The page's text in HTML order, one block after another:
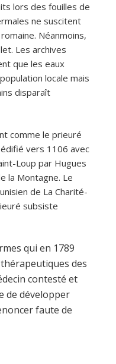
lors des fouilles de
ne suscitent
Néanmoins,
Les archives
que les eaux
locale mais
disparaît
comme le prieuré
vers 1106 avec
Loup par Hugues
la Montagne. Le
de La Charité-
subsiste
qui en 1789
des
contesté et
de développer
faute de